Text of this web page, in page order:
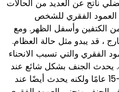
ناتج عن العديد من الحالات
العمود الفقري للشخص
الكتفين وأسفل الظهر. ومع
، قد يبدو مثل حالة العظام.
الفقري والتي تسبب الانحناء
يحدث الجنف بشكل شائع عند
الأطفال من الفئة العمرية 10-15 عامًا ولكنه يحدث أيضًا عند